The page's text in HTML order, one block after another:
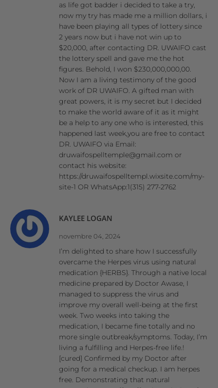
as life got badder i decided to take a try,
now my try has made me a million dollars, i
have been playing all types of lottery since
2 years now but i have not win up to
$20,000, after contacting DR. UWAIFO cast
the lottery spell and gave me the hot
figures. Behold, I won $230,000,000,00.
Now I am a living testimony of the good
work of DR UWAIFO. A gifted man with
great powers, it is my secret but I decided
to make the world aware of it as it might
be a help to any one who is interested, this
happened last week,you are free to contact
DR. UWAIFO via Email:
druwaifospelltemple@gmail.com or
contact his website:
https://druwaifospelltempl.wixsite.com/my-
site-1 OR WhatsApp:1(315) 277-2762
KAYLEE LOGAN
novembre 04, 2024
I’m delighted to share how I successfully
overcame the Herpes virus using natural
medication {HERBS}. Through a native local
medicine prepared by Doctor Awase, I
managed to suppress the virus and
improve my overall well-being at the first
week. Two weeks into taking the
medication, I became fine totally and no
more single outbreak/symptoms. Today, I’m
living a fulfilling and Herpes-free life.!
[cured] Confirmed by my Doctor after
going for a medical checkup. I am herpes
free. Demonstrating that natural